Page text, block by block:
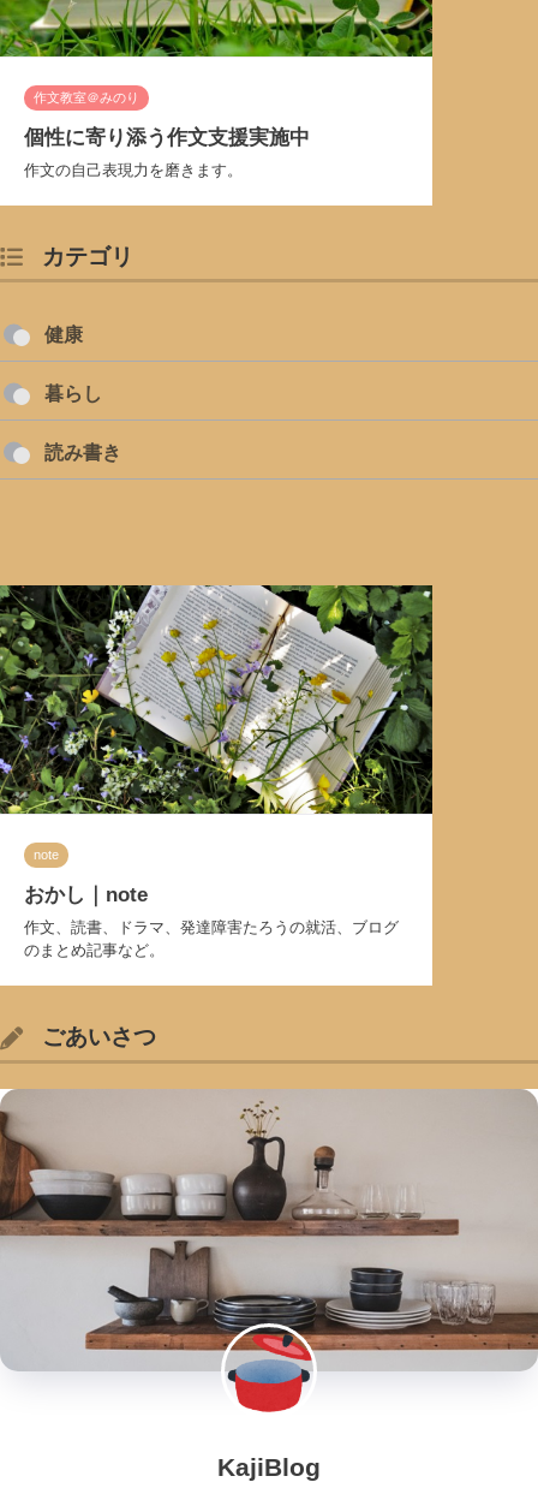
作文教室＠みのり
個性に寄り添う作文支援実施中
作文の自己表現力を磨きます。
カテゴリ
健康
暮らし
読み書き
note
おかし｜note
作文、読書、ドラマ、発達障害たろうの就活、ブログ
のまとめ記事など。
ごあいさつ
KajiBlog